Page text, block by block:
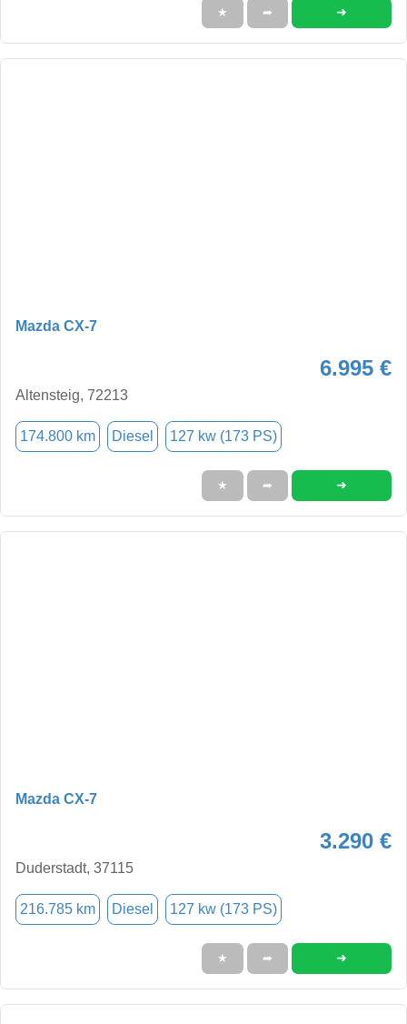
★ ➦ ➜
Mazda CX-7
6.995 €
Altensteig, 72213
174.800 km Diesel 127 kw (173 PS)
★ ➦ ➜
Mazda CX-7
3.290 €
Duderstadt, 37115
216.785 km Diesel 127 kw (173 PS)
★ ➦ ➜